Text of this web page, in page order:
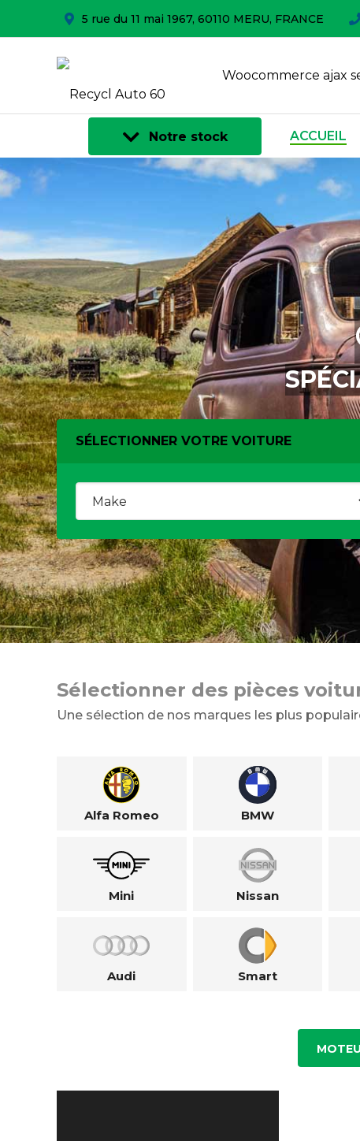
5 rue du 11 mai 1967, 60110 MERU, FRANCE
Woocommerce ajax
Notre stock ACCUEIL
SÉLECTIONNER VOTRE VOITURE
Sélectionner des pièces
Une sélection de nos marques les plus
Alfa Romeo BMW
Mini Nissan
Audi Smart